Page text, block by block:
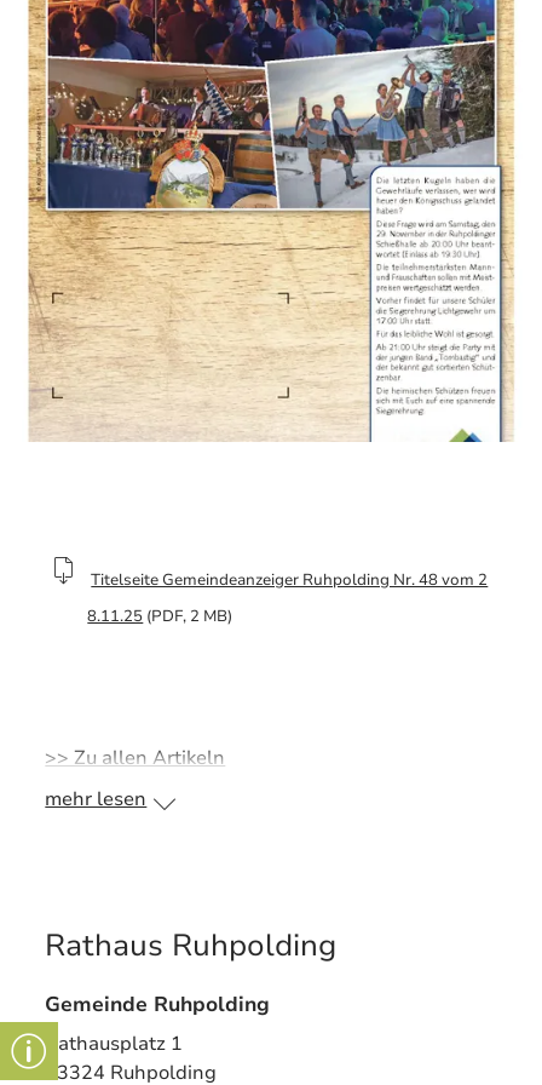
Der Verlag bittet diesen Fehler zu entschuldigen.
Titelseite Gemeindeanzeiger Ruhpolding Nr. 48 vom 2
8.11.25 (PDF, 2 MB)
>> Zu allen Artikeln
mehr lesen
Rathaus Ruhpolding
Gemeinde Ruhpolding
Rathausplatz 1
83324 Ruhpolding